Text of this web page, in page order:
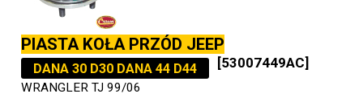
PIASTA KOŁA PRZÓD JEEP
DANA 30 D30 DANA 44 D44 [53007449AC]
WRANGLER TJ 99/06